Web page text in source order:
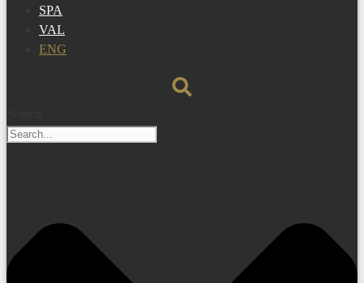
SPA
VAL
ENG